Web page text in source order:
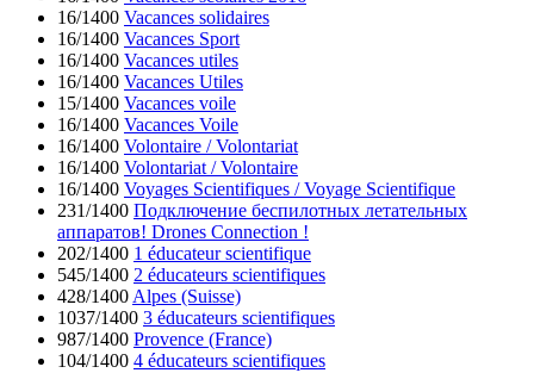
16/1400 Vacances solidaires
16/1400 Vacances Sport
16/1400 Vacances utiles
16/1400 Vacances Utiles
15/1400 Vacances voile
16/1400 Vacances Voile
16/1400 Volontaire / Volontariat
16/1400 Volontariat / Volontaire
16/1400 Voyages Scientifiques / Voyage Scientifique
231/1400 Подключение беспилотных летательных
аппаратов! Drones Connection !
202/1400 1 éducateur scientifique
545/1400 2 éducateurs scientifiques
428/1400 Alpes (Suisse)
1037/1400 3 éducateurs scientifiques
987/1400 Provence (France)
104/1400 4 éducateurs scientifiques